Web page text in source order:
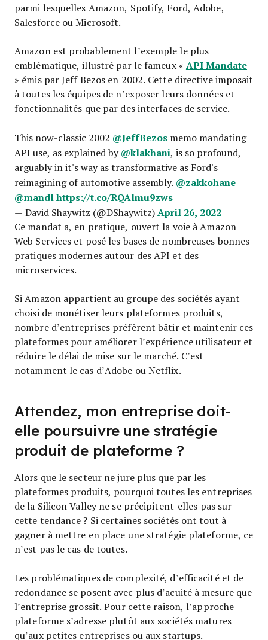
parmi lesquelles Amazon, Spotify, Ford, Adobe,
Salesforce ou Microsoft.
Amazon est probablement l’exemple le plus
emblématique, illustré par le fameux « API Mandate
» émis par Jeff Bezos en 2002. Cette directive imposait
à toutes les équipes de n’exposer leurs données et
fonctionnalités que par des interfaces de service.
This now-classic 2002 @JeffBezos memo mandating
API use, as explained by@klakhani, is so profound,
arguably in it's way as transformative as Ford's
reimagining of automotive assembly. @zakkohane
@mandlhttps://t.co/RQAlmu9zws
— David Shaywitz (@DShaywitz)April 26, 2022
Ce mandat a, en pratique, ouvert la voie à Amazon
Web Services et posé les bases de nombreuses bonnes
pratiques modernes autour des API et des
microservices.
Si Amazon appartient au groupe des sociétés ayant
choisi de monétiser leurs plateformes produits,
nombre d’entreprises préfèrent bâtir et maintenir ces
plateformes pour améliorer l’expérience utilisateur et
réduire le délai de mise sur le marché. C’est
notamment le cas d’Adobe ou Netflix.
Attendez, mon entreprise doit-
elle poursuivre une stratégie
produit de plateforme ?
Alors que le secteur ne jure plus que par les
plateformes produits, pourquoi toutes les entreprises
de la Silicon Valley ne se précipitent-elles pas sur
cette tendance ? Si certaines sociétés ont tout à
gagner à mettre en place une stratégie plateforme, ce
n’est pas le cas de toutes.
Les problématiques de complexité, d’efficacité et de
redondance se posent avec plus d’acuité à mesure que
l’entreprise grossit. Pour cette raison, l’approche
plateforme s’adresse plutôt aux sociétés matures
qu’aux petites entreprises ou aux startups.